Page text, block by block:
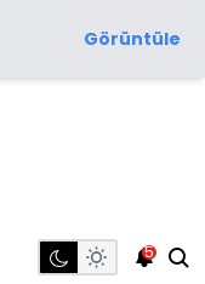
Görüntüle
5